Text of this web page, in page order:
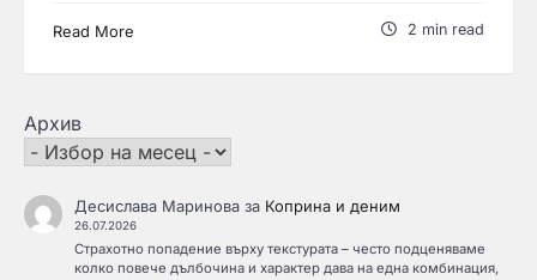
Read More 2 min read
Архив
Десислава Мариноваза Коприна и деним
26.07.2026
Страхотно попадение върху текстурата – често подценяваме
колко повече дълбочина и характер дава на една комбинация,